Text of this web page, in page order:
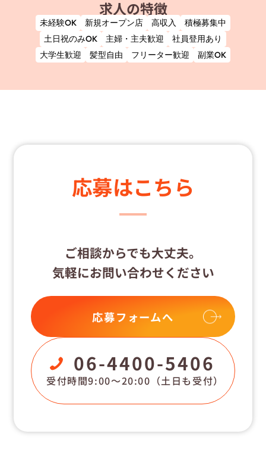
求人の特徴
未経験OK 新規オープン店 高収入
積極募集中
土日祝のみOK
主婦・主夫歓迎
社員登用あり
大学生歓迎
髪型自由 フリーター歓迎 副業OK
応募はこちら
ご相談からでも大丈夫。
気軽にお問い合わせください
応募フォームへ
06-4400-5406
受付時間9:00〜20:00 （土日も受付）